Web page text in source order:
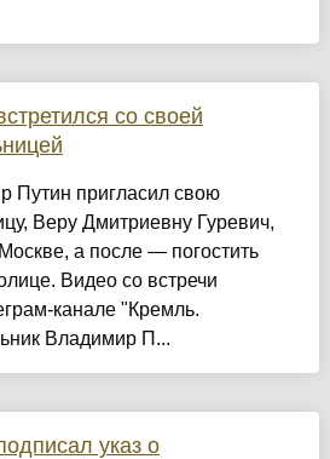
со своей
Путин пригласил свою
Веру Дмитриевну Гуревич,
а после — погостить
Видео со встречи
канале "Кремль.
Владимир П...
указ о